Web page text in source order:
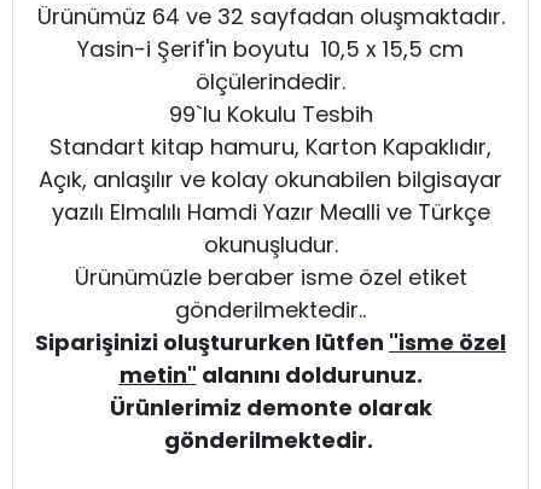
Ürünümüz 64 ve 32 sayfadan oluşmaktadır.
Yasin-i Şerif'in boyutu 10,5 x 15,5 cm
ölçülerindedir.
99`lu Kokulu Tesbih
Standart kitap hamuru, Karton Kapaklıdır,
Açık, anlaşılır ve kolay okunabilen bilgisayar
yazılı Elmalılı Hamdi Yazır Mealli ve Türkçe
okunuşludur.
Ürünümüzle beraber isme özel etiket
gönderilmektedir..
Siparişinizi oluştururken lütfen "isme özel
metin" alanını doldurunuz.
Ürünlerimiz demonte olarak
gönderilmektedir.